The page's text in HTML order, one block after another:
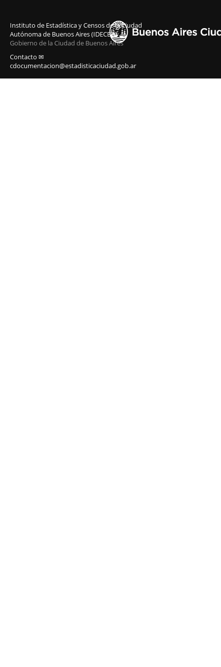
Instituto de Estadística y Censos de la Ciudad
Autónoma de Buenos Aires (IDECBA)
Gobierno de la Ciudad de Buenos Aires
Contacto ✉
cdocumentacion@estadisticaciudad.gob.ar